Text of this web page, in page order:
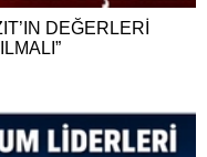
DEĞERLERİ